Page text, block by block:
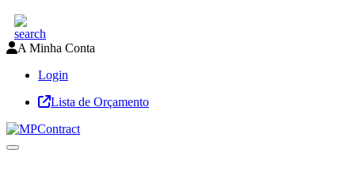
A Minha Conta
Login
Lista de Orçamento
Toggle navigation